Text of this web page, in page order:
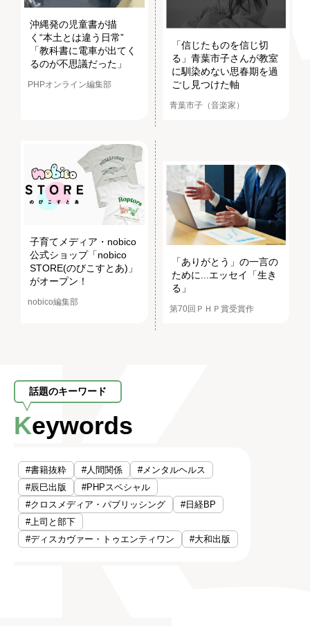
沖縄発の児童書が描
く“本土とは違う日常”
「教科書に電車が出てく
るのが不思議だった」
PHPオンライン編集部
「信じたものを信じ切
る」青葉市子さんが教室
に馴染めない思春期を過
ごし見つけた軸
青葉市子（音楽家）
子育てメディア・nobico
公式ショップ「nobico
STORE(のびこすとあ)」
がオープン！
nobico編集部
「ありがとう」の一言の
ために...エッセイ「生き
る」
第70回ＰＨＰ賞受賞作
話題のキーワード
Keywords
#書籍抜粋 #人間関係
#メンタルヘルス
#辰巳出版
#PHPスペシャル
#クロスメディア・パブリッシング
#日経BP
#上司と部下
#ディスカヴァー・トゥエンティワン
#大和出版